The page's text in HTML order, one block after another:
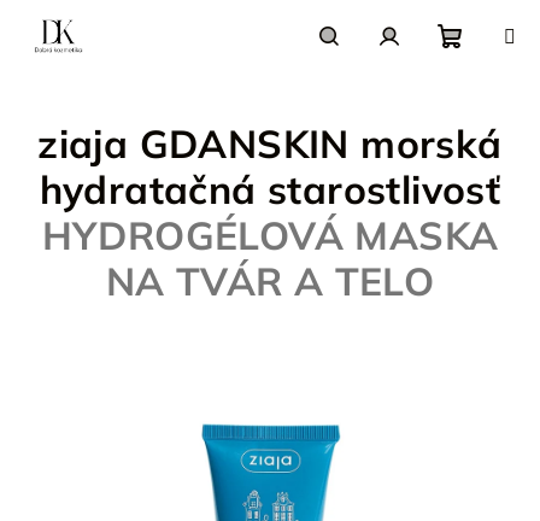
obsah
košík
ziaja GDANSKIN morská
hydratačná starostlivosť
HYDROGÉLOVÁ MASKA
NA TVÁR A TELO